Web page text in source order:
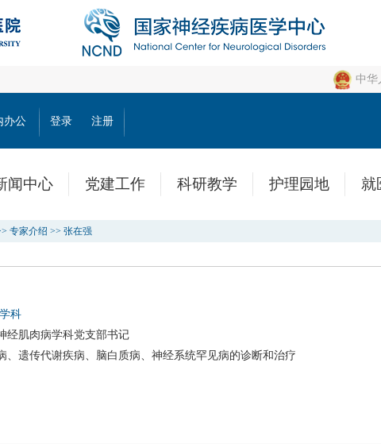
中华
办公 登录 注册
闻中心 党建工作 科研教学 护理园地 就
专家介绍 >> 张在强
科
经肌肉病学科党支部书记
、遗传代谢疾病、脑白质病、神经系统罕见病的诊断和治疗